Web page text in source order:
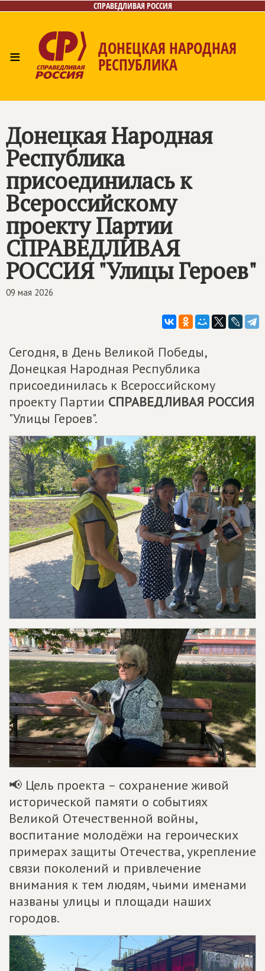
СПРАВЕДЛИВАЯ РОССИЯ
≡ ДОНЕЦКАЯ НАРОДНАЯ
РЕСПУБЛИКА
Донецкая Народная
Республика
присоединилась к
Всероссийскому
проекту Партии
СПРАВЕДЛИВАЯ
РОССИЯ"Улицы Героев"
09 мая 2026
Сегодня, в День Великой Победы,
Донецкая Народная Республика
присоединилась к Всероссийскому
проекту Партии СПРАВЕДЛИВАЯ РОССИЯ
"Улицы Героев".
📢 Цель проекта – сохранение живой
исторической памяти о событиях
Великой Отечественной войны,
воспитание молодёжи на героических
примерах защиты Отечества, укрепление
связи поколений и привлечение
внимания к тем людям, чьими именами
названы улицы и площади наших
городов.